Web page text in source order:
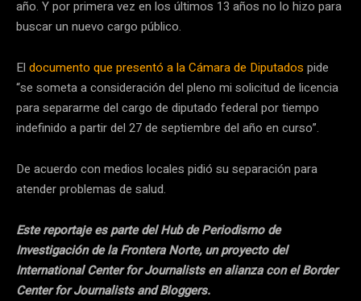
año. Y por primera vez en los últimos 13 años no lo hizo para
buscar un nuevo cargo público.
El documento que presentó a la Cámara de Diputados pide
“se someta a consideración del pleno mi solicitud de licencia
para separarme del cargo de diputado federal por tiempo
indefinido a partir del 27 de septiembre del año en curso”.
De acuerdo con medios locales pidió su separación para
atender problemas de salud.
Este reportaje es parte del Hub de Periodismo de
Investigación de la Frontera Norte, un proyecto del
International Center for Journalists en alianza con el Border
Center for Journalists and Bloggers.